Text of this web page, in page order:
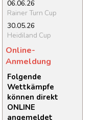
06.06.26
Rainer Turn Cup
30.05.26
Heidiland Cup
Online-
Anmeldung
Folgende
Wettkämpfe
können direkt
ONLINE
angemeldet